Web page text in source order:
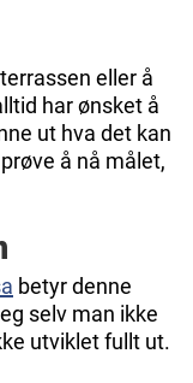
eller å
har ønsket å
ut hva det kan
å nå målet,
betyr denne
selv man ikke
utviklet fullt ut.